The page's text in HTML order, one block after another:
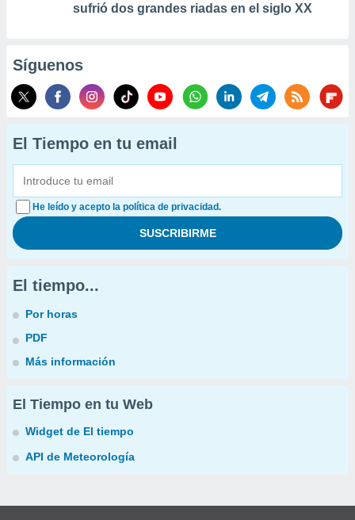
sufrió dos grandes riadas en el siglo XX
Síguenos
El Tiempo en tu email
He leído y acepto la política de privacidad.
El tiempo...
Por horas
PDF
Más información
El Tiempo en tu Web
Widget de El tiempo
API de Meteorología